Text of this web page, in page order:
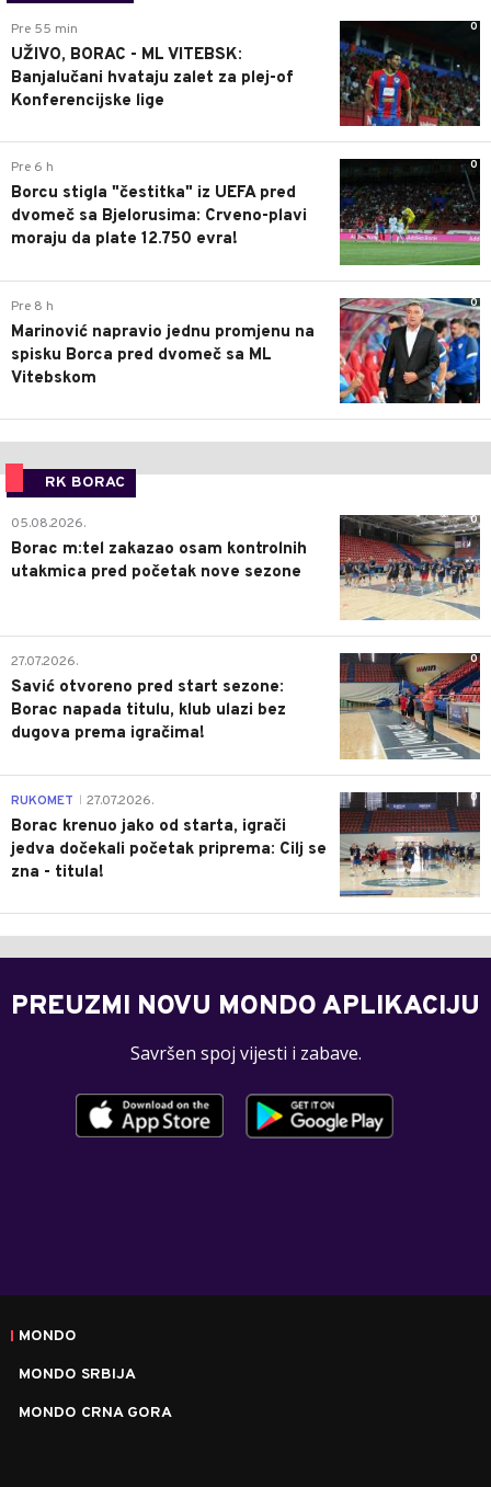
0
Pre 55 min
UŽIVO, BORAC - ML VITEBSK:
Banjalučani hvataju zalet za plej-of
Konferencijske lige
0
Pre 6 h
Borcu stigla "čestitka" iz UEFA pred
dvomeč sa Bjelorusima: Crveno-plavi
moraju da plate 12.750 evra!
0
Pre 8 h
Marinović napravio jednu promjenu na
spisku Borca pred dvomeč sa ML
Vitebskom
RK BORAC
0
05.08.2026.
Borac m:tel zakazao osam kontrolnih
utakmica pred početak nove sezone
0
27.07.2026.
Savić otvoreno pred start sezone:
Borac napada titulu, klub ulazi bez
dugova prema igračima!
0
RUKOMET 27.07.2026.
Borac krenuo jako od starta, igrači
jedva dočekali početak priprema: Cilj se
zna - titula!
PREUZMI NOVU MONDO APLIKACIJU
Savršen spoj vijesti i zabave.
MONDO
MONDO SRBIJA
MONDO CRNA GORA